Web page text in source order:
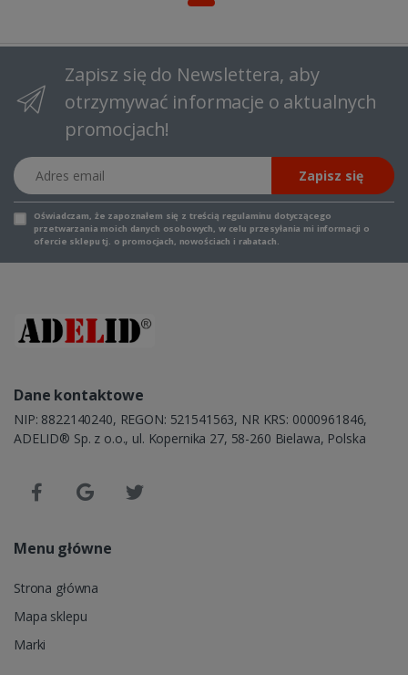
Zapisz się do Newslettera, aby
otrzymywać informacje o aktualnych
promocjach!
Adres email
Zapisz się
Oświadczam, że zapoznałem się z treścią regulaminu dotyczącego
przetwarzania moich danych osobowych, w celu przesyłania mi informacji o
ofercie sklepu tj. o promocjach, nowościach i rabatach.
Dane kontaktowe
NIP: 8822140240, REGON: 521541563, NR KRS: 0000961846,
ADELID® Sp. z o.o., ul. Kopernika 27, 58-260 Bielawa, Polska
Menu główne
Strona główna
Mapa sklepu
Marki